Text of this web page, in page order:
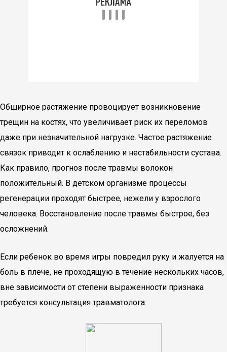
Обширное растяжение провоцирует возникновение
трещин на костях, что увеличивает риск их переломов
даже при незначительной нагрузке. Частое растяжение
связок приводит к ослаблению и нестабильности сустава.
Как правило, прогноз после травмы волокон
положительный. В детском организме процессы
регенерации проходят быстрее, нежели у взрослого
человека. Восстановление после травмы быстрое, без
осложнений.
Если ребенок во время игры повредил руку и жалуется на
боль в плече, не проходящую в течение нескольких часов,
вне зависимости от степени выраженности признака
требуется консультация травматолога.